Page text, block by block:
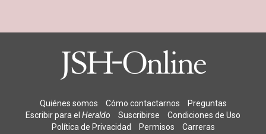
Quiénes somos Cómo contactarnos
Preguntas
Escribir para el Heraldo Suscribirse
Condiciones de Uso
Política de Privacidad
Permisos Carreras